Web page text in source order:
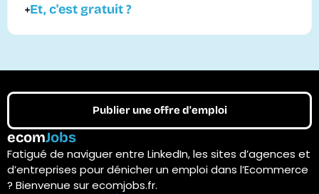
Et, c'est gratuit ?
ecomJobs
Fatigué de naviguer entre LinkedIn, les sites d’agences et
d’entreprises pour dénicher un emploi dans l’Ecommerce
? Bienvenue sur ecomjobs.fr.
Publier une offre d'emploi